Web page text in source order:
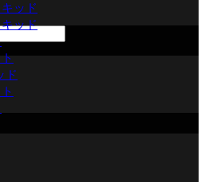
ッド
ッド
ド